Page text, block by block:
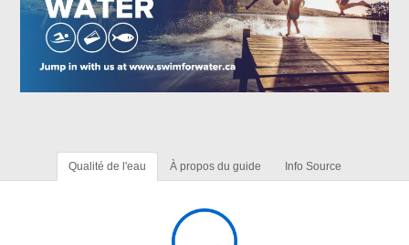
Qualité de l'eau À propos du guide Info Source